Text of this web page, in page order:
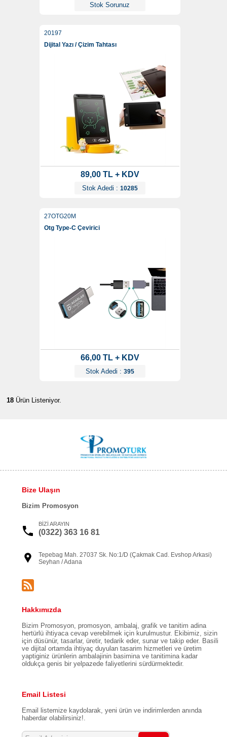
Stok Sorunuz
20197
Dijital Yazı / Çizim Tahtası
89,00 TL + KDV
Stok Adedi : 10285
27OTG20M
Otg Type-C Çevirici
66,00 TL + KDV
Stok Adedi : 395
18Ürün Listeniyor.
Bize Ulaşın
Bizim Promosyon
BİZİ ARAYIN
(0322) 363 16 81
Tepebag Mah. 27037 Sk. No:1/D (Çakmak Cad. Evshop Arkasi)
Seyhan / Adana
Hakkımızda
Bizim Promosyon, promosyon, ambalaj, grafik ve tanitim adina
hertürlü ihtiyaca cevap verebilmek için kurulmustur. Ekibimiz, sizin
için düsünür, tasarlar, üretir, tedarik eder, sunar ve takip eder. Basili
ve dijital ortamda ihtiyaç duyulan tasarim hizmetleri ve üretim
yaptiginiz ürünlerin ambalajinin basimina ve tanitimina kadar
oldukça genis bir yelpazede faliyetlerini sürdürmektedir.
Email Listesi
Email listemize kaydolarak, yeni ürün ve indirimlerden anında
haberdar olabilirsiniz!.